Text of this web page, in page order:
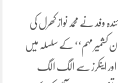
وفد نے محمد نواز کھرل کی
کشمیر مہم‘‘ کے سلسلہ میں
اور اینکرز سے الگ الگ